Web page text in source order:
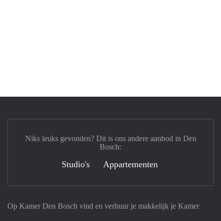
Op Kamer Den Bosch vind en verhuur je makkelijk je Kamer
Niks leuks gevonden? Dit is ons andere aanbod in Den
Bosch:
Studio's Appartementen